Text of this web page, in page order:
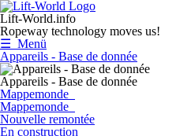
Lift-World.info
Ropeway technology moves us!
☰ Menü
Appareils - Base de donnée
Appareils - Base de donnée
Mappemonde
Mappemonde
Nouvelle remontée
En construction